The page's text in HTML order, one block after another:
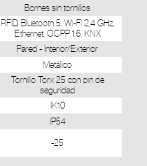
Bornes sin tornillos
RFID, Bluetooth 5, Wi-Fi 2,4 GHz,
Ethernet, OCPP 1.6, KNX
Pared - Interior/Exterior
Metálico
Tornillo Torx 25 con pin de
seguridad
IK10
IP54
-25